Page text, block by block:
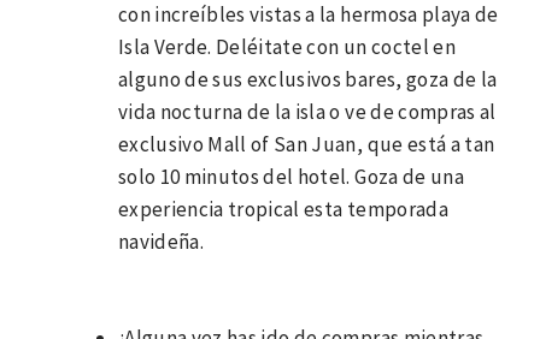
con increíbles vistas a la hermosa playa de
Isla Verde. Deléitate con un coctel en
alguno de sus exclusivos bares, goza de la
vida nocturna de la isla o ve de compras al
exclusivo Mall of San Juan, que está a tan
solo 10 minutos del hotel. Goza de una
experiencia tropical esta temporada
navideña.